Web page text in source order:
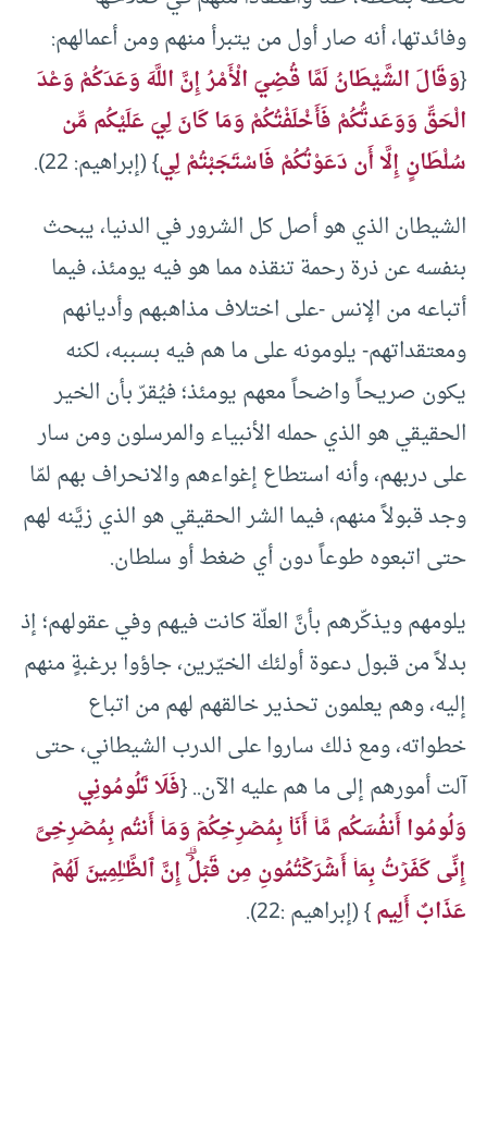
وفائدتها، أنه صار أول من يتبرأ منهم ومن أعمالهم:
{وَقَالَ الشَّيْطَانُ لَمَّا قُضِيَ الْأَمْرُ إِنَّ اللَّهَ وَعَدَكُمْ وَعْدَ
الْحَقِّ وَوَعَدتُّكُمْ فَأَخْلَفْتُكُمْ وَمَا كَانَ لِيَ عَلَيْكُم مِّن
سُلْطَانٍ إِلَّا أَن دَعَوْتُكُمْ فَاسْتَجَبْتُمْ لِي} (إبراهيم: 22).
الشيطان الذي هو أصل كل الشرور في الدنيا، يبحث
بنفسه عن ذرة رحمة تنقذه مما هو فيه يومئذ، فيما
أتباعه من الإنس -على اختلاف مذاهبهم وأديانهم
ومعتقداتهم- يلومونه على ما هم فيه بسببه، لكنه
يكون صريحاً واضحاً معهم يومئذ؛ فيُقرّ بأن الخير
الحقيقي هو الذي حمله الأنبياء والمرسلون ومن سار
على دربهم، وأنه استطاع إغواءهم والانحراف بهم لمّا
وجد قبولاً منهم، فيما الشر الحقيقي هو الذي زيَّنه لهم
حتى اتبعوه طوعاً دون أي ضغط أو سلطان.
يلومهم ويذكّرهم بأنَّ العلّة كانت فيهم وفي عقولهم؛ إذ
بدلاً من قبول دعوة أولئك الخيّرين، جاؤوا برغبةٍ منهم
إليه، وهم يعلمون تحذير خالقهم لهم من اتباع
خطواته، ومع ذلك ساروا على الدرب الشيطاني، حتى
آلت أمورهم إلى ما هم عليه الآن.. {فَلَا تَلُومُونِي
وَلُومُوا أَنفُسَكُم مَّاۤ أَنَا۠ بِمُصۡرِخِكُمۡ وَمَاۤ أَنتُم بِمُصۡرِخِیَّ
إِنِّی كَفَرۡتُ بِمَاۤ أَشۡرَكۡتُمُونِ مِن قَبۡلُۗ إِنَّ ٱلظَّـٰلِمِینَ لَهُمۡ
عَذَابٌ أَلِیم} (إبراهيم :22).